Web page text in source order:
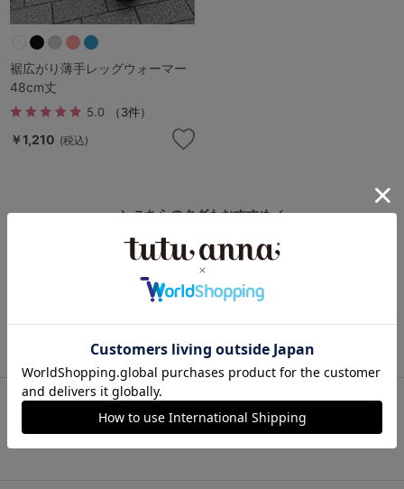
検索を閉じる
裾広がり薄手レッグウォーマー
48cm丈
5.0 （3件）
￥1,210 (税込)
＼こちらのタグもおすすめ／
UVカット 日焼け対策
きもちいいショーツ
ブラジャー 小さく見せる
レッグウォーマー ギフト
二重編み 内側シルク
シルク混 リラックスタイム
柔らかい 起毛
裾メロー 内側シルク
チュチュアンナ公式オンラインストア
レッグウェア
靴下・ソックス
レッグウォーマー